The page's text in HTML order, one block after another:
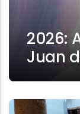
2026:
Juan